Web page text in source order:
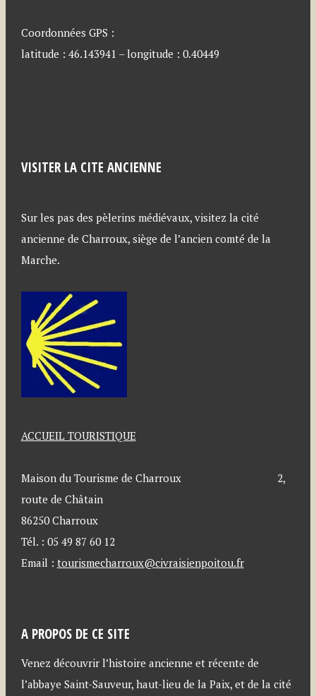
Coordonnées GPS :
latitude : 46.143941 – longitude : 0.40449
VISITER LA CITE ANCIENNE
Sur les pas des pèlerins médiévaux, visitez la cité
ancienne de Charroux, siège de l’ancien comté de la
Marche.
ACCUEIL TOURISTIQUE
Maison du Tourisme de Charroux 2,
route de Châtain
86250 Charroux
Tél. : 05 49 87 60 12
Email : tourismecharroux@civraisienpoitou.fr
A PROPOS DE CE SITE
Venez découvrir l’histoire ancienne et récente de
l’abbaye Saint-Sauveur, haut-lieu de la Paix, et de la cité